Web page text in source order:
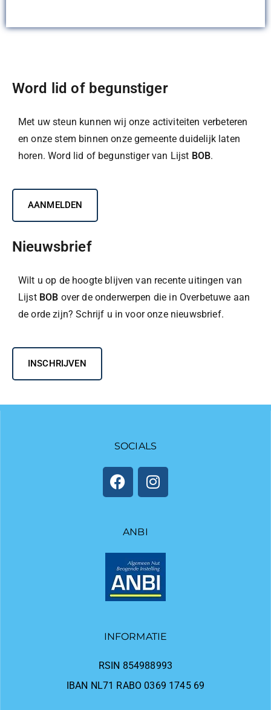
Word lid of begunstiger
Met uw steun kunnen wij onze activiteiten verbeteren
en onze stem binnen onze gemeente duidelijk laten
horen. Word lid of begunstiger van Lijst BOB.
AANMELDEN
Nieuwsbrief
Wilt u op de hoogte blijven van recente uitingen van
Lijst BOB over de onderwerpen die in Overbetuwe aan
de orde zijn? Schrijf u in voor onze nieuwsbrief.
INSCHRIJVEN
SOCIALS
ANBI
INFORMATIE
RSIN 854988993
IBAN NL71 RABO 0369 1745 69